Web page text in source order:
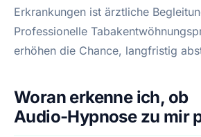
Erkrankungen ist ärztliche
Professionelle
erhöhen die Chance, langfristig
Woran erkenne ich, ob
Audio‑Hypnose zu mir